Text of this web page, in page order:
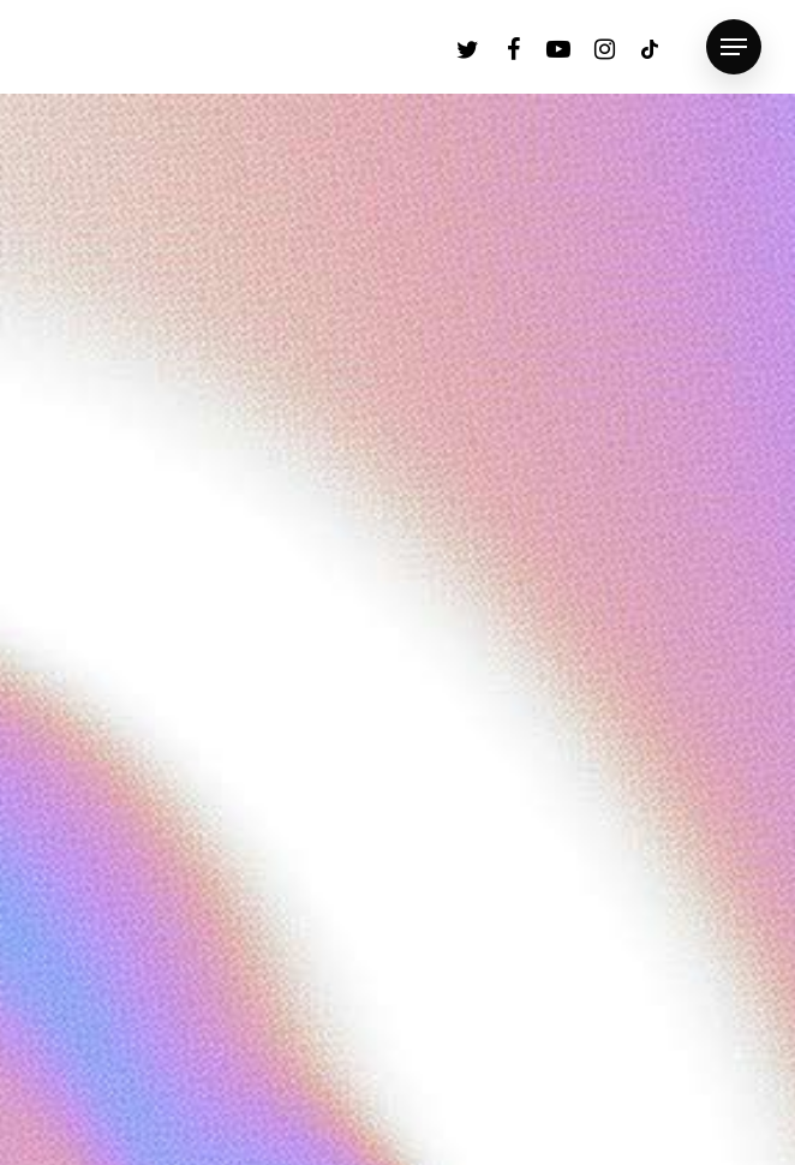
twitter facebookyoutubeinstagram
tiktok Menu